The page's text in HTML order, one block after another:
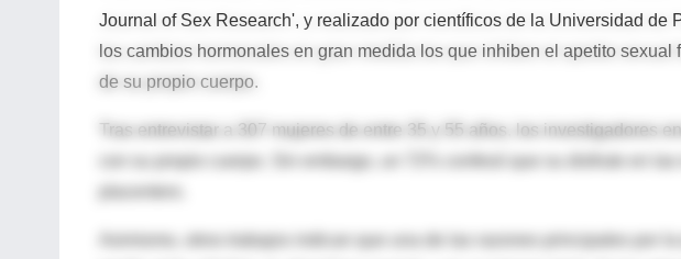
Journal of Sex Research', y realizado por científicos de la Universidad de
los cambios hormonales en gran medida los que inhiben el apetito
de su propio cuerpo.
Tras entrevistar a 307 mujeres de entre 35 y 55 años, los investigadores
con su propio cuerpo. Sin embargo, un 72% confesó que su disfrute en
Asimismo, otros trabajos indican que una de las razones principales por